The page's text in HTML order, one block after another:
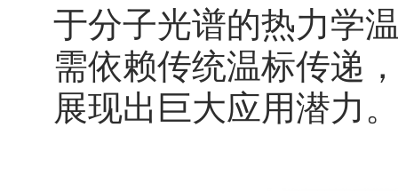
于分子光谱的热力学
需依赖传统温标传递
展现出巨大应用潜力